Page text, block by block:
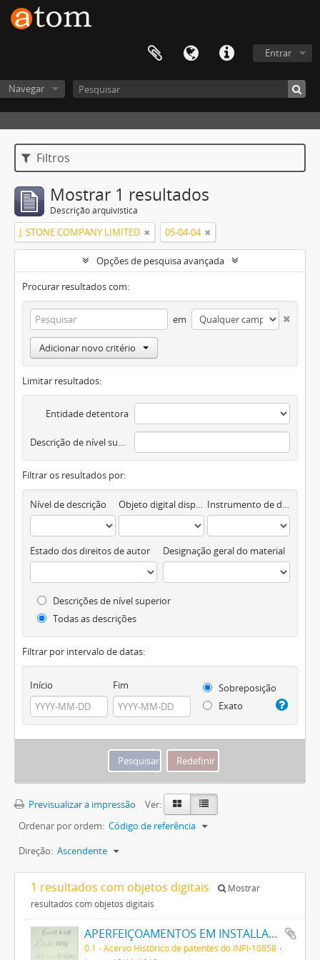
Entrar
Navegar
Filtros
Mostrar 1 resultados
Descrição arquivística
J. STONE COMPANY LIMITED 05-04-04
Opções de pesquisa avançada
Procurar resultados com:
em
Adicionar novo critério
Limitar resultados:
Entidade detentora
Descrição de nível superior
Filtrar os resultados por:
Nível de descrição Objeto digital disponível Instrumento de descrição documental
Estado dos direitos de autor Designação geral do material
Descrições de nível superior
Todas as descrições
Filtrar por intervalo de datas:
Início Fim
Sobreposição
Exato
Previsualizar a impressão
Ver:
Ordenar por ordem: Código de referência
Direção: Ascendente
1 resultados com objetos digitais
Mostrar
resultados com objetos digitais
APERFEIÇOAMENTOS EM INSTALLAÇÕES ELECTRICAS PARA ILLUMINAÇÃO, AQUECIMENTO E VENTILAÇÃO DE VEHICULOS DE ESTRADAS DE FERRO E PARA FINS SEMELHANTES E RELATIVOS A TAES INSTALLAÇÕES
0.1 - Acervo Histórico de patentes do INPI-10858